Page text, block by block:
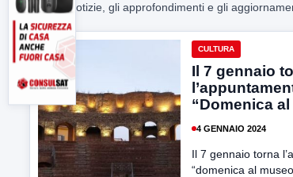
Tutte le notizie, gli approfondimenti e gli
CULTURA
Il 7 gennaio
“Domenica al
4 GENNAIO 2024
Il 7 gennaio torna
“domenica al